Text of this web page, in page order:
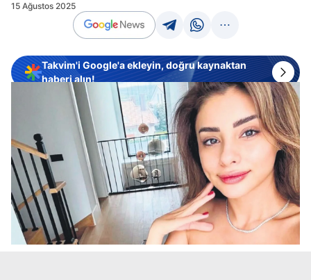
15 Ağustos 2025
Takvim'i Google'a ekleyin, doğru kaynaktan
haberi alın!